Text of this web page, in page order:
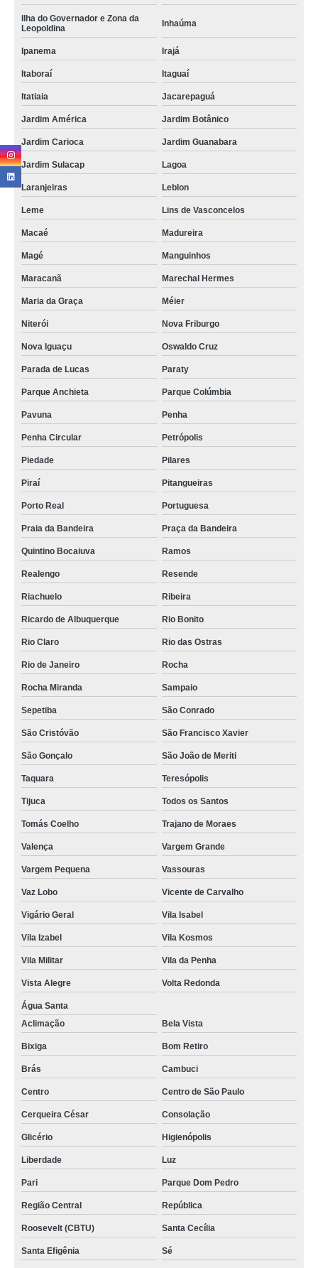
Ilha do Governador e Zona da
Leopoldina
Inhaúma
Ipanema Irajá
Itaboraí Itaguaí
Itatiaia Jacarepaguá
Jardim América Jardim Botânico
Jardim Carioca Jardim Guanabara
Jardim Sulacap Lagoa
Laranjeiras Leblon
Leme Lins de Vasconcelos
Macaé Madureira
Magé Manguinhos
Maracanã Marechal Hermes
Maria da Graça Méier
Niterói Nova Friburgo
Nova Iguaçu Oswaldo Cruz
Parada de Lucas Paraty
Parque Anchieta Parque Colúmbia
Pavuna Penha
Penha Circular Petrópolis
Piedade Pilares
Piraí Pitangueiras
Porto Real Portuguesa
Praia da Bandeira Praça da Bandeira
Quintino Bocaiuva Ramos
Realengo Resende
Riachuelo Ribeira
Ricardo de Albuquerque Rio Bonito
Rio Claro Rio das Ostras
Rio de Janeiro Rocha
Rocha Miranda Sampaio
Sepetiba São Conrado
São Cristóvão São Francisco Xavier
São Gonçalo São João de Meriti
Taquara Teresópolis
Tijuca Todos os Santos
Tomás Coelho Trajano de Moraes
Valença Vargem Grande
Vargem Pequena Vassouras
Vaz Lobo Vicente de Carvalho
Vigário Geral Vila Isabel
Vila Izabel Vila Kosmos
Vila Militar Vila da Penha
Vista Alegre Volta Redonda
Água Santa
Aclimação
Bela Vista
Bixiga Bom Retiro
Brás Cambuci
Centro Centro de São Paulo
Cerqueira César Consolação
Glicério Higienópolis
Liberdade Luz
Pari Parque Dom Pedro
Região Central República
Roosevelt (CBTU) Santa Cecília
Santa Efigênia Sé